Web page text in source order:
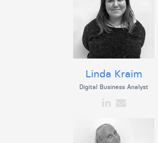
Linda Kraim
Digital Business Analyst